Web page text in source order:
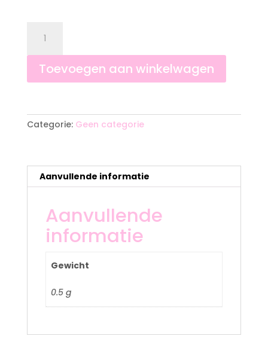
diertje
aantal
Toevoegen aan winkelwagen
t
t
Categorie: Geen categorie
Aanvullende informatie
Aanvullende
informatie
Gewicht
0.5 g